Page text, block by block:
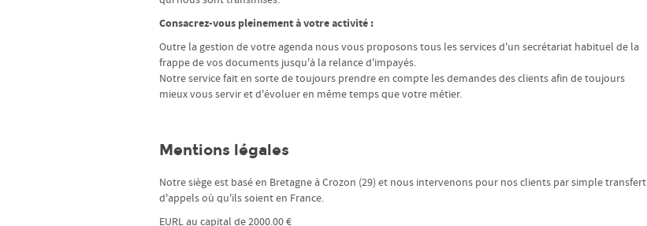
Consacrez-vous pleinement à votre activité :
Outre la gestion de votre agenda nous vous proposons tous les services d'un secrétariat habituel de la
frappe de vos documents jusqu'à la relance d'impayés.
Notre service fait en sorte de toujours prendre en compte les demandes des clients afin de toujours
mieux vous servir et d'évoluer en même temps que votre métier.
Mentions légales
Notre siège est basé en Bretagne à Crozon (29) et nous intervenons pour nos clients par simple transfert
d'appels où qu'ils soient en France.
EURL au capital de 2000.00 €